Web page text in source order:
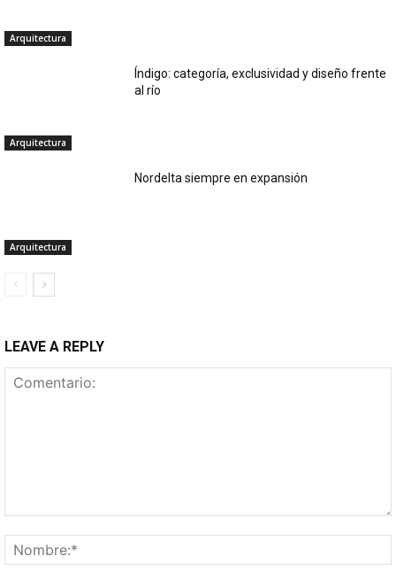
Arquitectura
Arquitectura
Índigo: categoría, exclusividad y diseño frente
al río
Arquitectura
Nordelta siempre en expansión
LEAVE A REPLY